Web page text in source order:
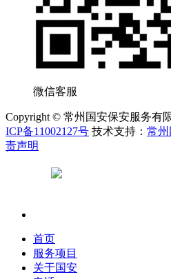
微信客服
Copyright © 常州国安保安服务有
ICP备11002127号 技术支持： 常
责声明
首页
服务项目
关于国安